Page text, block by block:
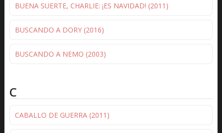
BUENA SUERTE, CHARLIE: ¡ES NAVIDAD! (2011)
BUSCANDO A DORY (2016)
BUSCANDO A NEMO (2003)
C
CABALLO DE GUERRA (2011)